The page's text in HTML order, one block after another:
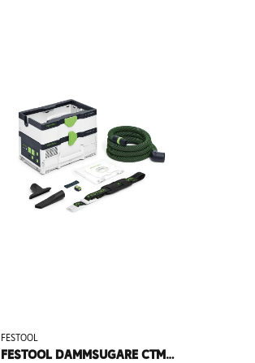
FESTOOL
FESTOOL DAMMSUGARE CTMC SYS I-BASIC CLEANTEC SLADDLÖS